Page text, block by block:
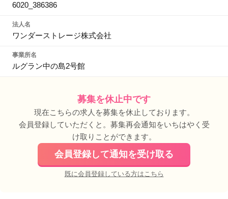
6020_386386
法人名
ワンダーストレージ株式会社
事業所名
ルグラン中の島2号館
募集を休止中です
現在こちらの求人を募集を休止しております。
会員登録していただくと。募集再会通知をいちはやく受
け取りことができます。
会員登録して通知を受け取る
既に会員登録している方はこちら